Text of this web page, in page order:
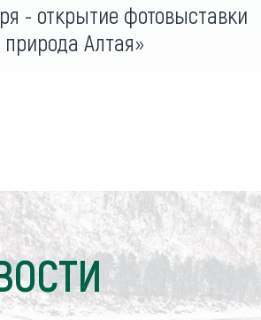
- открытие фотовыставки
Алтая»